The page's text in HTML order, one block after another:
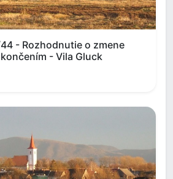
- Rozhodnutie o zmene
- Vila Gluck